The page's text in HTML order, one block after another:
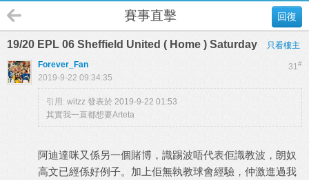
回復
賽事直擊
19/20 EPL 06 Sheffield United ( Home ) Saturday 只看樓主
31#
Forever_Fan
2019-9-22 09:34:35
引用: witzz 發表於 2019-9-22 01:53
其實我一直都想要Arteta
阿迪達咪又係另一個賭博，識踢波唔代表佢識教波，朗奴
高文已經係好例子。加上佢無執教球會經驗，仲激進過我